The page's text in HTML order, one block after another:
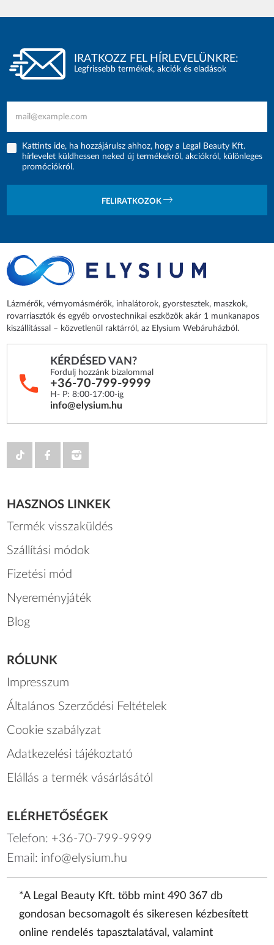
IRATKOZZ FEL HÍRLEVELÜNKRE:
Legfrissebb termékek, akciók és eladások
Kattints ide, ha hozzájárulsz ahhoz, hogy a Legal Beauty Kft.
hírlevelet küldhessen neked új termékekről, akciókról, különleges
promóciókról.
FELIRATKOZOK
Lázmérők, vérnyomásmérők, inhalátorok, gyorstesztek, maszkok,
rovarriasztók és egyéb orvostechnikai eszközök akár 1 munkanapos
kiszállítással – közvetlenül raktárról, az Elysium Webáruházból.
KÉRDÉSED VAN?
Fordulj hozzánk bizalommal
+36-70-799-9999
H- P: 8:00-17:00-ig
info@elysium.hu
HASZNOS LINKEK
Termék visszaküldés
Szállítási módok
Fizetési mód
Nyereményjáték
Blog
RÓLUNK
Impresszum
Általános Szerződési Feltételek
Cookie szabályzat
Adatkezelési tájékoztató
Elállás a termék vásárlásától
ELÉRHETŐSÉGEK
Telefon: +36-70-799-9999
Email: info@elysium.hu
*A Legal Beauty Kft. több mint 490 367 db
gondosan becsomagolt és sikeresen kézbesített
online rendelés tapasztalatával, valamint